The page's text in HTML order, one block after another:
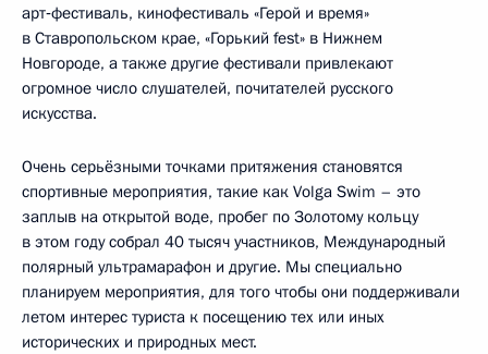
арт‑фестиваль, кинофестиваль «Герой и время»
в Ставропольском крае, «Горький fest» в Нижнем
Новгороде, а также другие фестивали привлекают
огромное число слушателей, почитателей русского
искусства.
Очень серьёзными точками притяжения становятся
спортивные мероприятия, такие как Volga Swim – это
заплыв на открытой воде, пробег по Золотому кольцу
в этом году собрал 40 тысяч участников, Международный
полярный ультрамарафон и другие. Мы специально
планируем мероприятия, для того чтобы они поддерживали
летом интерес туриста к посещению тех или иных
исторических и природных мест.